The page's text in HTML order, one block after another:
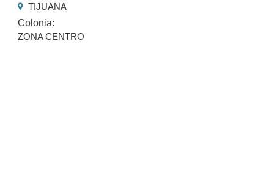
TIJUANA
Colonia:
ZONA CENTRO